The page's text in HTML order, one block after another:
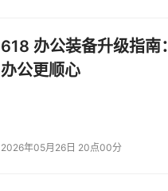
618 办公装备升级指南
办公更顺心
2026年05月26日 20点00分